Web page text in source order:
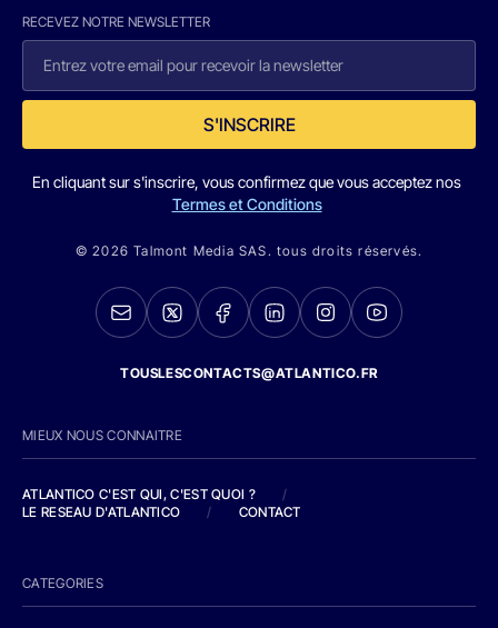
RECEVEZ NOTRE NEWSLETTER
S'INSCRIRE
En cliquant sur s'inscrire, vous confirmez que vous acceptez nos
Termes et Conditions
© 2026 Talmont Media SAS. tous droits réservés.
TOUSLESCONTACTS@ATLANTICO.FR
MIEUX NOUS CONNAITRE
ATLANTICO C'EST QUI, C'EST QUOI ?
/
LE RESEAU D'ATLANTICO
/ CONTACT
CATEGORIES